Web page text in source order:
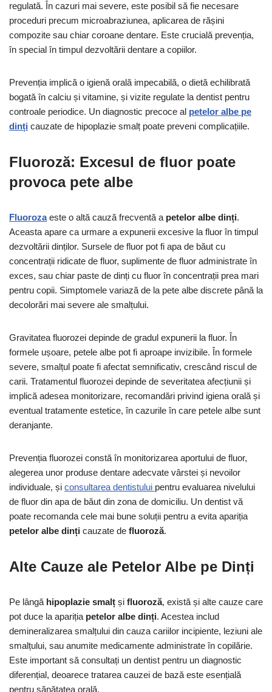
regulată. În cazuri mai severe, este posibil să fie necesare
proceduri precum microabraziunea, aplicarea de rășini
compozite sau chiar coroane dentare. Este crucială prevenția,
în special în timpul dezvoltării dentare a copiilor.
Prevenția implică o igienă orală impecabilă, o dietă echilibrată
bogată în calciu și vitamine, și vizite regulate la dentist pentru
controale periodice. Un diagnostic precoce al petelor albe pe
dinți cauzate de hipoplazie smalț poate preveni complicațiile.
Fluoroză: Excesul de fluor poate
provoca pete albe
Fluorozaeste o altă cauză frecventă a petelor albe dinți.
Aceasta apare ca urmare a expunerii excesive la fluor în timpul
dezvoltării dinților. Sursele de fluor pot fi apa de băut cu
concentrații ridicate de fluor, suplimente de fluor administrate în
exces, sau chiar paste de dinți cu fluor în concentrații prea mari
pentru copii. Simptomele variază de la pete albe discrete până la
decolorări mai severe ale smalțului.
Gravitatea fluorozei depinde de gradul expunerii la fluor. În
formele ușoare, petele albe pot fi aproape invizibile. În formele
severe, smalțul poate fi afectat semnificativ, crescând riscul de
carii. Tratamentul fluorozei depinde de severitatea afecțiunii și
implică adesea monitorizare, recomandări privind igiena orală și
eventual tratamente estetice, în cazurile în care petele albe sunt
deranjante.
Prevenția fluorozei constă în monitorizarea aportului de fluor,
alegerea unor produse dentare adecvate vârstei și nevoilor
individuale, și consultarea dentistului pentru evaluarea nivelului
de fluor din apa de băut din zona de domiciliu. Un dentist vă
poate recomanda cele mai bune soluții pentru a evita apariția
petelor albe dinți cauzate de fluoroză.
Alte Cauze ale Petelor Albe pe Dinți
Pe lângă hipoplazie smalț și fluoroză, există și alte cauze care
pot duce la apariția petelor albe dinți. Acestea includ
demineralizarea smalțului din cauza cariilor incipiente, leziuni ale
smalțului, sau anumite medicamente administrate în copilărie.
Este important să consultați un dentist pentru un diagnostic
diferențial, deoarece tratarea cauzei de bază este esențială
pentru sănătatea orală.